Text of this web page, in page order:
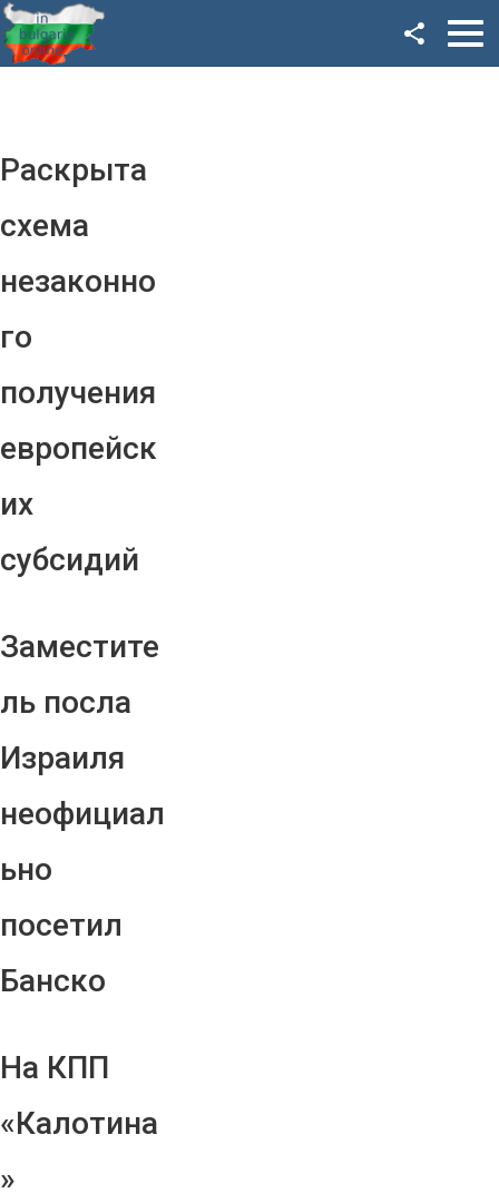
Раскрыта
схема
незаконно
го
получения
европейск
их
субсидий
Заместите
ль посла
Израиля
неофициал
ьно
посетил
Банско
На КПП
«Калотина
»